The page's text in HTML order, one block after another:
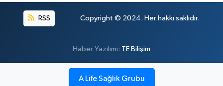
RSS Copyright © 2024. Her hakkı saklıdır.
Haber Yazılımı: TE Bilişim
A Life Sağlık Grubu